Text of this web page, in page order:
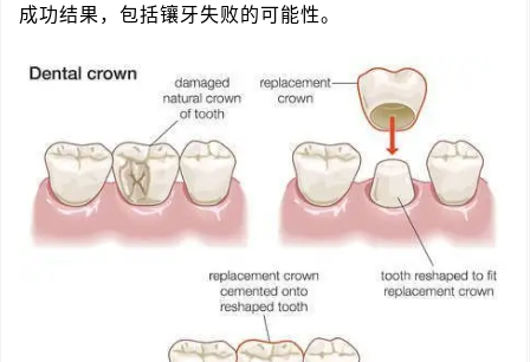
成功结果，包括镶牙失败的可能性。